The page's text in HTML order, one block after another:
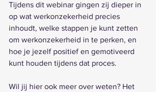
Tijdens dit webinar gingen zij dieper in
op wat werkonzekerheid precies
inhoudt, welke stappen je kunt zetten
om werkonzekerheid in te perken, en
hoe je jezelf positief en gemotiveerd
kunt houden tijdens dat proces.
Wil jij hier ook meer over weten? Het